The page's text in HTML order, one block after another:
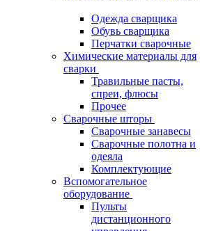
Одежда сварщика
Обувь сварщика
Перчатки сварочные
Химические материалы для
сварки
Травильные пасты,
спреи, флюсы
Прочее
Сварочные шторы
Сварочные занавесы
Сварочные полотна и
одеяла
Комплектующие
Вспомогательное
оборудование
Пульты
дистанционного